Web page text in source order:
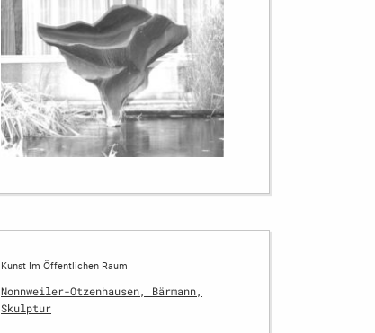
Kunst Im Öffentlichen Raum
Nonnweiler-Otzenhausen, Bärmann,
Skulptur